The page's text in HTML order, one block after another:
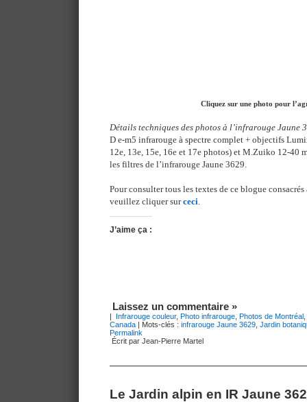
Cliquez sur une photo pour
Détails techniques des photos à l’infrarouge Jaune
D e-m5 infrarouge à spectre complet + objectifs
12e, 13e, 15e, 16e et 17e photos) et M.Zuiko 12-40
les filtres de l’infrarouge Jaune 3629.
Pour consulter tous les textes de ce blogue
veuillez cliquer surceci
J’aime ça :
Laissez un commentaire »
| Infrarouge couleur, Photo infrarouge Photos de Montréal
Canada | Mots-clés : infrarouge Jaune 3629 Jardin
Permalink
Écrit par Jean-Pierre Martel
Le Jardin alpin en IR Jaune